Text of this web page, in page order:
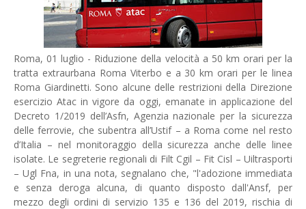
Roma, 01 luglio - Riduzione della velocità a 50 km orari per la
tratta extraurbana Roma Viterbo e a 30 km orari per le linea
Roma Giardinetti. Sono alcune delle restrizioni della Direzione
esercizio Atac in vigore da oggi, emanate in applicazione del
Decreto 1/2019 dell’Asfn, Agenzia nazionale per la sicurezza
delle ferrovie, che subentra all’Ustif – a Roma come nel resto
d’Italia – nel monitoraggio della sicurezza anche delle linee
isolate. Le segreterie regionali di Filt Cgil – Fit Cisl – Uiltrasporti
– Ugl Fna, in una nota, segnalano che, "l'adozione immediata
e senza deroga alcuna, di quanto disposto dall'Ansf, per
mezzo degli ordini di servizio 135 e 136 del 2019, rischia di